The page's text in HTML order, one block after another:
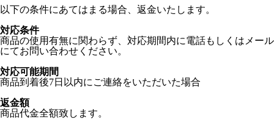
以下の条件にあてはまる場合、返金いたします。
対応条件
商品の使用有無に関わらず、対応期間内に電話もしくはメール
にてお問い合わせください。
対応可能期間
商品到着後7日以内にご連絡をいただいた場合
返金額
商品代金全額致します。